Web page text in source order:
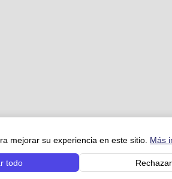
mejorar su experiencia en este sitio. Más
todo